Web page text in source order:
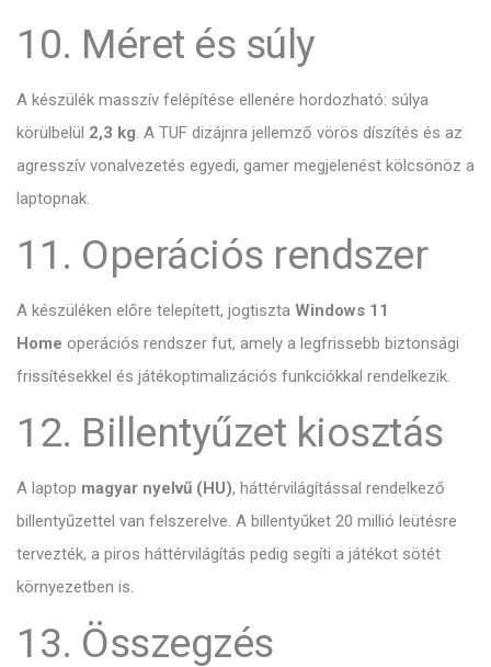
10. Méret és súly
A készülék masszív felépítése ellenére hordozható: súlya
körülbelül 2,3 kg. A TUF dizájnra jellemző vörös díszítés és az
agresszív vonalvezetés egyedi, gamer megjelenést kölcsönöz a
laptopnak.
11. Operációs rendszer
A készüléken előre telepített, jogtiszta Windows 11
Home operációs rendszer fut, amely a legfrissebb biztonsági
frissítésekkel és játékoptimalizációs funkciókkal rendelkezik.
12. Billentyűzet kiosztás
A laptop magyar nyelvű (HU), háttérvilágítással rendelkező
billentyűzettel van felszerelve. A billentyűket 20 millió leütésre
tervezték, a piros háttérvilágítás pedig segíti a játékot sötét
környezetben is.
13. Összegzés